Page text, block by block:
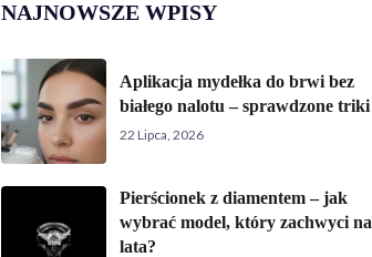
NAJNOWSZE WPISY
Aplikacja mydełka do brwi bez
białego nalotu – sprawdzone triki
22 Lipca, 2026
Pierścionek z diamentem – jak
wybrać model, który zachwyci na
lata?